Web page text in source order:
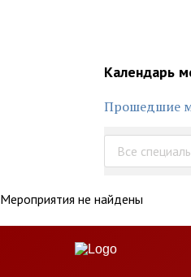
Календарь
Прошедшие
Все
Мероприятия не найдены